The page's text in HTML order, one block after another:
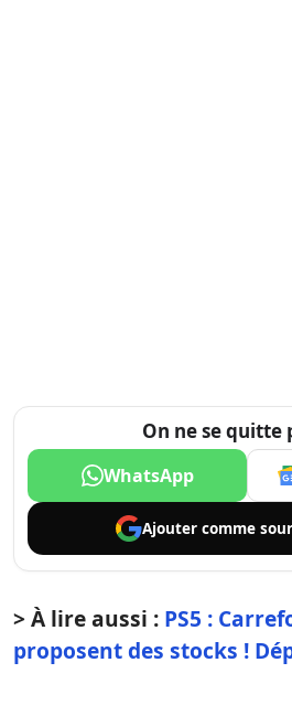
On ne se quitte
WhatsApp
Ajouter comme
> À lire aussi : PS5 :
proposent des stocks !